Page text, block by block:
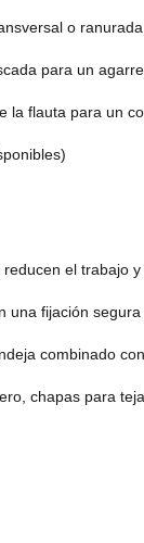
o ranurada
para un
la flauta para un
el trabajo
fijación
combinado
chapas para